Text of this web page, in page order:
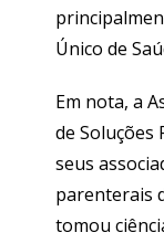
Único de
Em nota, a
de Soluções
seus
parenterais
tomou